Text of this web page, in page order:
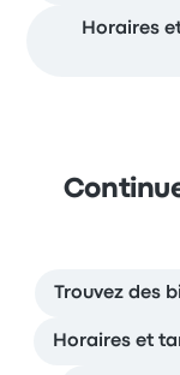
Horaires
Trouvez des
Horaires et